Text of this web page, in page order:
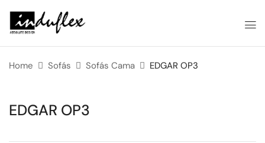
Home Sofás Sofás Cama EDGAR OP3
EDGAR OP3